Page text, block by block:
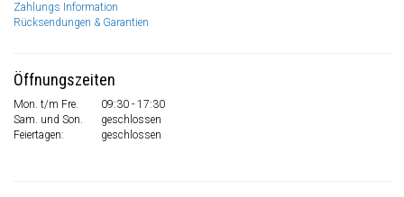
Zahlungs Information
Rücksendungen & Garantien
Öffnungszeiten
Mon. t/m Fre.
09:30 - 17:30
Sam. und Son.
geschlossen
Feiertagen:
geschlossen